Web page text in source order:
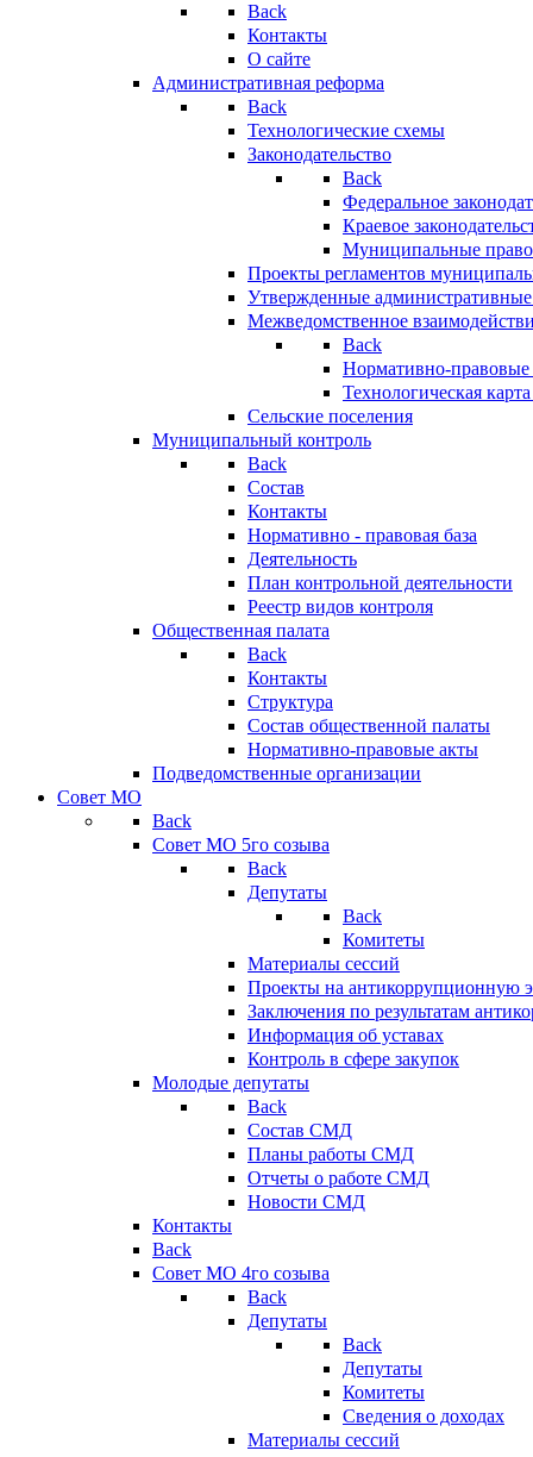
Back
Контакты
О сайте
Административная реформа
Back
Технологические схемы
Законодательство
Back
Федеральное
Краевое
Муниципальные
Проекты регламентов
Утвержденные
Межведомственное
Back
Нормативно-правовые
Технологическая
Сельские поселения
Муниципальный контроль
Back
Состав
Контакты
Нормативно - правовая база
Деятельность
План контрольной деятельности
Реестр видов контроля
Общественная палата
Back
Контакты
Структура
Состав общественной палаты
Нормативно-правовые акты
Подведомственные организации
Совет МО
Back
Совет МО 5го созыва
Back
Депутаты
Back
Комитеты
Материалы сессий
Проекты на антикоррупционную
Заключения по результатам
Информация об уставах
Контроль в сфере закупок
Молодые депутаты
Back
Состав СМД
Планы работы СМД
Отчеты о работе СМД
Новости СМД
Контакты
Back
Совет МО 4го созыва
Back
Депутаты
Back
Депутаты
Комитеты
Сведения о доходах
Материалы сессий